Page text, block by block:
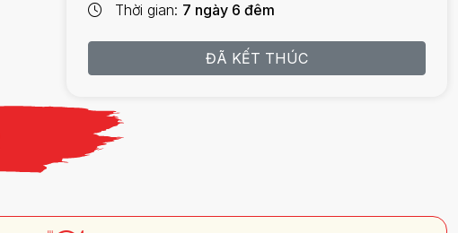
Thời gian 7 ngày 6 đêm
ĐÃ KẾT THÚC